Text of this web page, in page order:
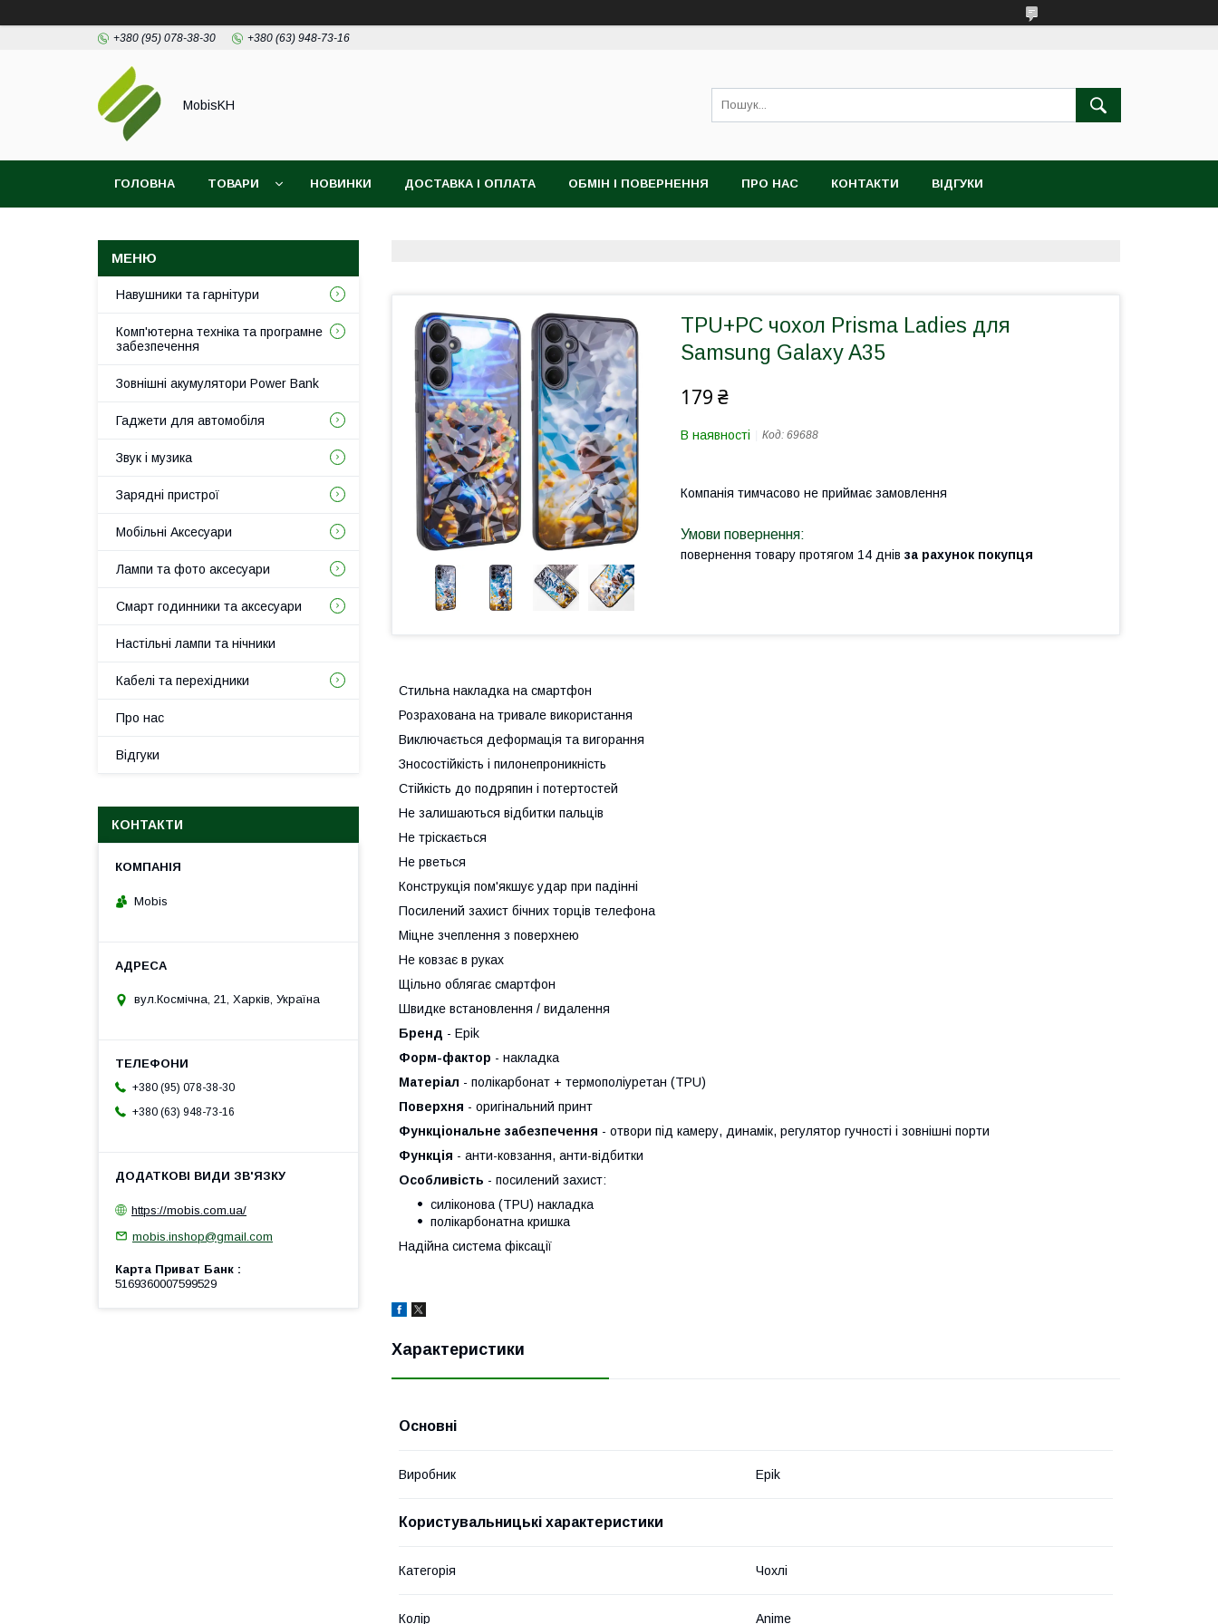
+380 (95) 078-38-30 +380 (63) 948-73-16
MobisKH
ГОЛОВНА ТОВАРИ НОВИНКИ ДОСТАВКА І ОПЛАТА ОБМІН І ПОВЕРНЕННЯ ПРО НАС КОНТАКТИ ВІДГУКИ
TPU+PC чохол Prisma Ladies для
Samsung Galaxy A35
179 ₴
В наявності Код: 69688
Компанія тимчасово не приймає замовлення
повернення товару протягом 14 днів за рахунок покупця
Стильна накладка на смартфон
Розрахована на тривале використання
Виключається деформацiя та вигорання
Зносостійкість і пилонепроникність
Стійкість до подряпин і потертостей
Не залишаються відбитки пальців
Не тріскається
Не рветься
Конструкція пом'якшує удар при падінні
Посилений захист бічних торців телефона
Міцне зчеплення з поверхнею
Не ковзає в руках
Щільно облягає смартфон
Швидке встановлення / видалення
Бренд - Epik
Форм-фактор - накладка
Матеріал - полікарбонат + термополiуретан (TPU)
Поверхня - оригінальний принт
Функціональне забезпечення - отвори під камеру, динамік, регулятор гучності і зовнішні порти
Функція - анти-ковзання, анти-відбитки
Особливість - посилений захист:
силіконова (TPU) накладка
полікарбонатна кришка
Надійна система фіксації
Характеристики
Основні
Виробник Epik
Користувальницькі характеристики
Категорія Чохлі
Колір Anime
Навушники та гарнітури
Комп'ютерна техніка та програмне
забезпечення
Зовнішні акумулятори Power Bank
Гаджети для автомобіля
Звук і музика
Зарядні пристрої
Мобільні Аксесуари
Лампи та фото аксесуари
Смарт годинники та аксесуари
Настільні лампи та нічники
Кабелі та перехідники
Про нас
Відгуки
КОНТАКТИ
Mobis
вул.Космічна, 21, Харків, Україна
+380 (95) 078-38-30
+380 (63) 948-73-16
https://mobis.com.ua/
mobis.inshop@gmail.com
Карта Приват Банк
5169360007599529